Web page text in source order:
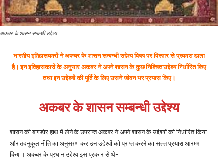
अकबर के शासन सम्बन्धी उद्देश्य
भारतीय इतिहासकारों ने अकबर के शासन सम्बन्धी उद्देश्य विषय पर विस्तार से प्रकाश डाला
है। इन इतिहासकारों के अनुसार अकबर ने अपने शासन के कुछ निश्चित उद्देश्य निर्धारित किए
तथा इन उद्देश्यों की पूर्ति के लिए उसने जीवन भर प्रयास किए।
अकबर के शासन सम्बन्धी उद्देश्य
शासन की बागडोर हाथ में लेने के उपरान्त अकबर ने अपने शासन के उद्देश्यों को निर्धारित किया
और तदनुकूल नीति का अनुसरण कर उन उद्देश्यों को प्राप्त करने का सतत प्रयास आरम्भ
किया। अकबर के प्रधान उद्देश्य इस प्रकार से थे-